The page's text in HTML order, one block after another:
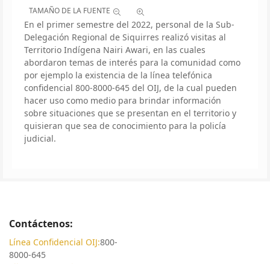
TAMAÑO DE LA FUENTE
En el primer semestre del 2022, personal de la Sub-
Delegación Regional de Siquirres realizó visitas al
Territorio Indígena Nairi Awari, en las cuales
abordaron temas de interés para la comunidad como
por ejemplo la existencia de la línea telefónica
confidencial 800-8000-645 del OIJ, de la cual pueden
hacer uso como medio para brindar información
sobre situaciones que se presentan en el territorio y
quisieran que sea de conocimiento para la policía
judicial.
Contáctenos:
Línea Confidencial OIJ:800-
8000-645